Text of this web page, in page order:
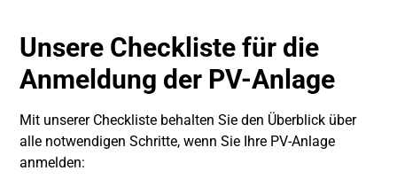
Unsere Checkliste für die
Anmeldung der PV-Anlage
Mit unserer Checkliste behalten Sie den Überblick über
alle notwendigen Schritte, wenn Sie Ihre PV-Anlage
anmelden: